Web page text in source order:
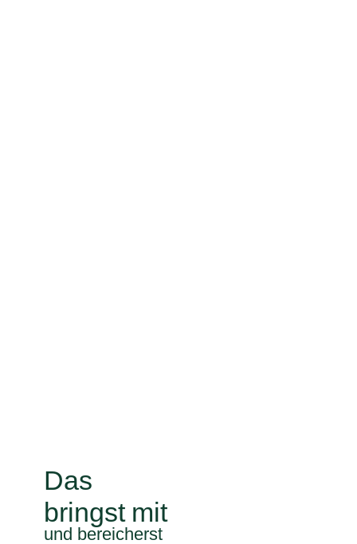
Das
bringst mit
und bereicherst